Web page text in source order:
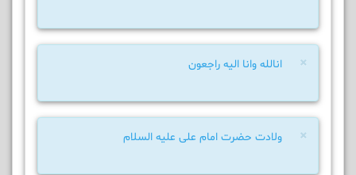
× انالله وانا الیه راجعون
× ولادت حضرت امام علی علیه السلام